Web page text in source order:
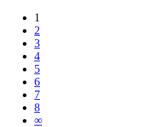
1
2
3
4
5
6
7
8
∞